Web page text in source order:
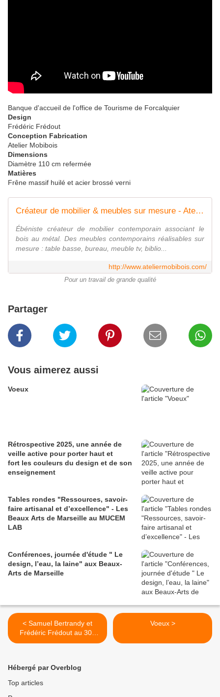
Banque d'accueil de l'office de Tourisme de Forcalquier
Design
Frédéric Frédout
Conception Fabrication
Atelier Mobibois
Dimensions
Diamètre 110 cm refermée
Matières
Frêne massif huilé et acier brossé verni
Créateur de mobilier & meubles sur mesure - Atelier Mobibois
Ébéniste créateur de mobilier contemporain associant le
bois au métal. Des meubles contemporains réalisables sur
mesure : table basse, bureau, meuble tv, biblio...
http://www.ateliermobibois.com/
Pour un travail de grande qualité
Partager
Vous aimerez aussi
Voeux
Rétrospective 2025, une année de
veille active pour porter haut et
fort les couleurs du design et de son
enseignement
Tables rondes "Ressources, savoir-
faire artisanal et d’excellence" - Les
Beaux Arts de Marseille au MUCEM
LAB
Conférences, journée d'étude " Le
design, l’eau, la laine" aux Beaux-
Arts de Marseille
< Samuel Bertrandy et
Frédéric Frédout au 30e
Congrès National des
France à Dijon
Voeux >
Hébergé par Overblog
Top articles